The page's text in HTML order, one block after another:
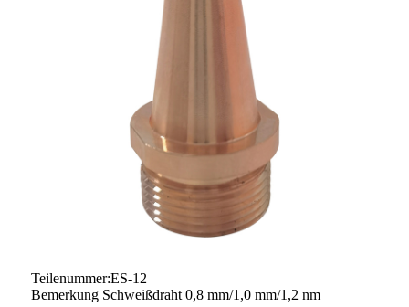
Teilenummer:ES-12
Bemerkung Schweißdraht 0,8 mm/1,0 mm/1,2 nm